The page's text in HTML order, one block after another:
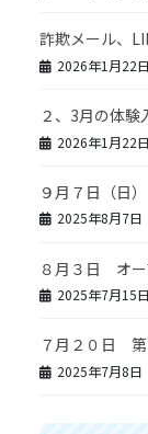
詐欺メール、
2026年1月22日
２、3月の体験
2026年1月22日
９月７日（日
2025年8月7日
８月３日 オー
2025年7月15日
７月２０日
2025年7月8日